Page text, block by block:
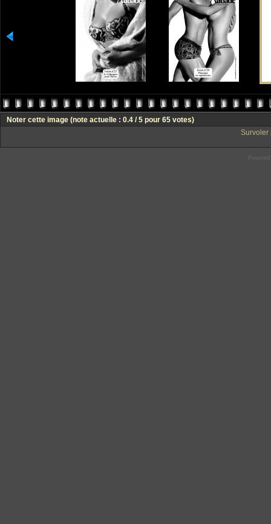
Noter cette image (note actuelle : 0.4 / 5 pour 65 votes)
Survoler